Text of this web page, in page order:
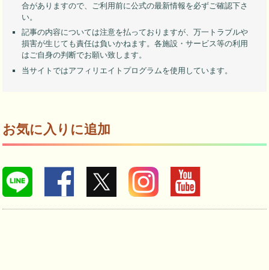
合がありますので、ご利用前に公式の最新情報を必ずご確認下さ
い。
記事の内容については注意を払っておりますが、万一トラブルや
損害が生じても責任は負いかねます。各施設・サービス等の利用
はご自身の判断でお願い致します。
当サイトではアフィリエイトプログラムを使用しています。
お気に入りに追加